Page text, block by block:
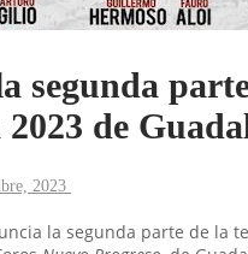
segunda
de
2023
la segunda parte de la